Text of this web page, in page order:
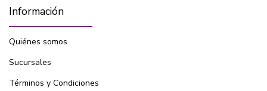
Información
Quiénes somos
Sucursales
Términos y Condiciones